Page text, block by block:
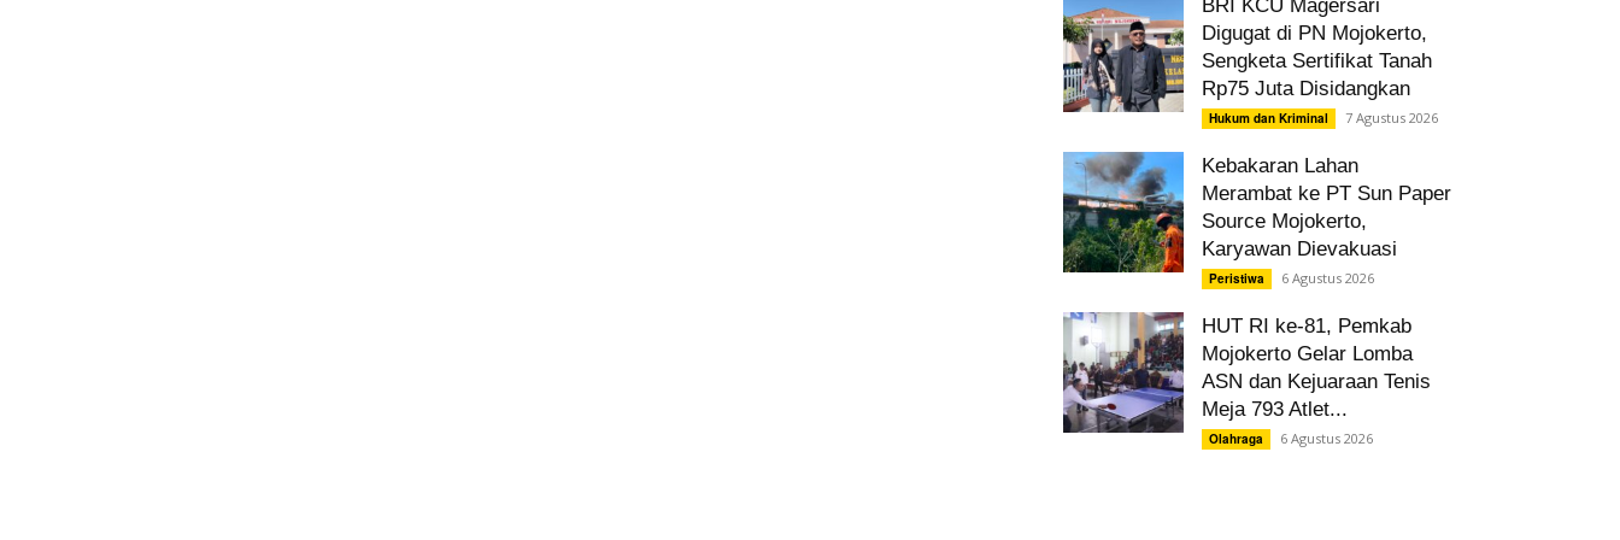
BRI KCU Magersari
Digugat di PN Mojokerto,
Sengketa Sertifikat Tanah
Rp75 Juta Disidangkan
Hukum dan Kriminal 7 Agustus 2026
Kebakaran Lahan
Merambat ke PT Sun Paper
Source Mojokerto,
Karyawan Dievakuasi
Peristiwa 6 Agustus 2026
HUT RI ke-81, Pemkab
Mojokerto Gelar Lomba
ASN dan Kejuaraan Tenis
Meja 793 Atlet...
Olahraga 6 Agustus 2026